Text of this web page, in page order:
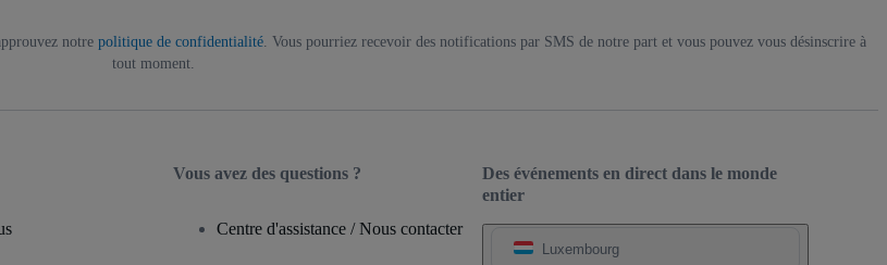
notre politique de confidentialité. Vous pourriez recevoir des notifications par SMS de notre part et vous pouvez vous désinscrire à
tout moment.
Des événements en direct dans le monde
entier
Luxembourg
Vous avez des questions ?
Centre d'assistance / Nous contacter